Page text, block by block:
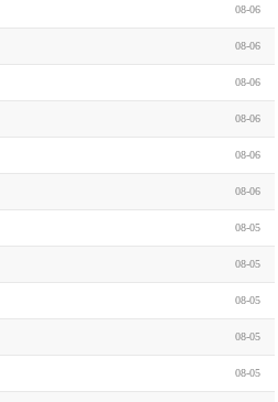
08-06
08-06
08-06
08-06
08-06
08-06
08-05
08-05
08-05
08-05
08-05